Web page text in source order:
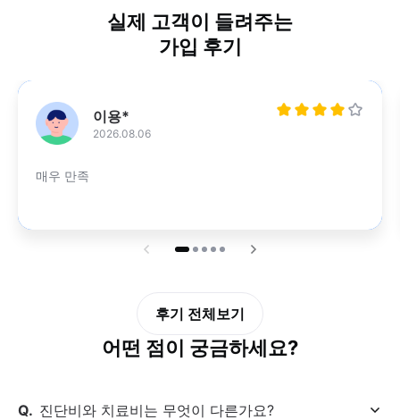
실제 고객이 들려주는
가입 후기
남자
이용*
2026.08.06
매우 만족
후기 전체보기
어떤 점이 궁금하세요?
진단비와 치료비는 무엇이 다른가요?